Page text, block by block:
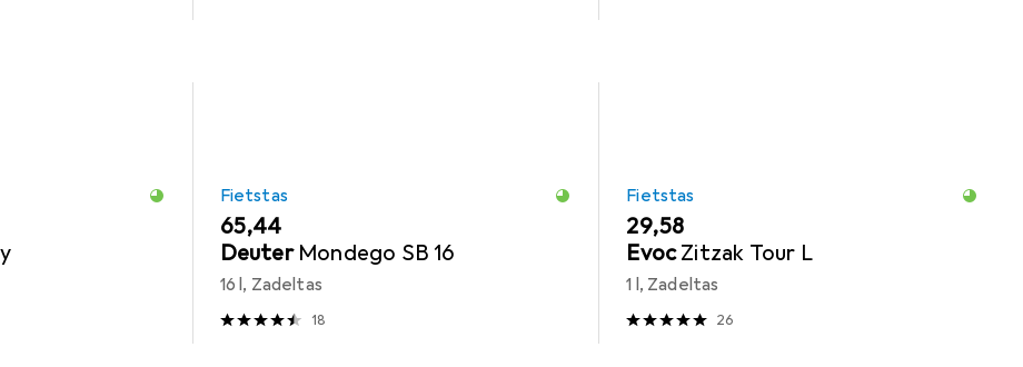
Fietstas
EUR
65,44
Deuter Mondego SB 16
16 l, Zadeltas
18
Fietstas
EUR
29,58
EvocZitzak Tour L
1 l, Zadeltas
26